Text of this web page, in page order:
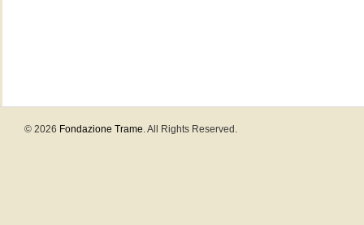
© 2026 Fondazione Trame. All Rights Reserved.